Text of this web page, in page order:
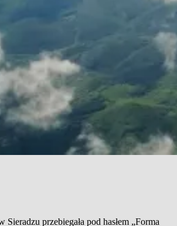
przebiegała pod hasłem „Forma